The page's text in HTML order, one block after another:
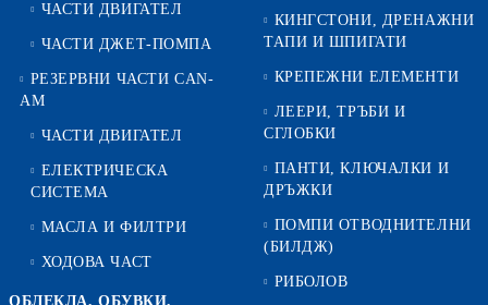
ЧАСТИ ДВИГАТЕЛ
ЧАСТИ ДЖЕТ-ПОМПА
РЕЗЕРВНИ ЧАСТИ CAN-
AM
ЧАСТИ ДВИГАТЕЛ
ЕЛЕКТРИЧЕСКА
СИСТЕМА
МАСЛА И ФИЛТРИ
ХОДОВА ЧАСТ
ОБЛЕКЛА, ОБУВКИ,
КИНГСТОНИ, ДРЕНАЖНИ
ТАПИ И ШПИГАТИ
КРЕПЕЖНИ ЕЛЕМЕНТИ
ЛЕЕРИ, ТРЪБИ И
СГЛОБКИ
ПАНТИ, КЛЮЧАЛКИ И
ДРЪЖКИ
ПОМПИ ОТВОДНИТЕЛНИ
(БИЛДЖ)
РИБОЛОВ